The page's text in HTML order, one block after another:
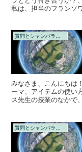
私は、担当のフランソ
て～！！、という時
質問とシャンバラの回答
みなさま、こんにちは
ーマ、アイテムの使い
ス先生の授業のなかで
一つひとつが自分にな